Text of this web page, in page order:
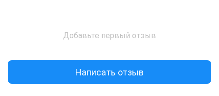
Добавьте первый отзыв
Написать отзыв